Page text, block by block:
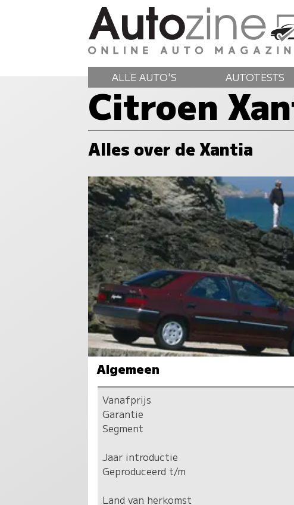
ALLE AUTO'S AUTOTESTS
Citroen
Alles over de Xantia
Algemeen
Vanafprijs
Garantie
Segment
Jaar introductie
Geproduceerd t/m
Land van herkomst